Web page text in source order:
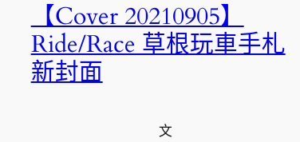
【Cover 20210905】
Ride/Race 草根玩車手札
新封面
文